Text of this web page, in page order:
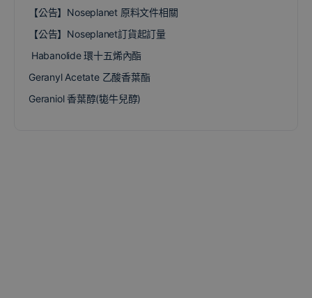
【公告】Noseplanet 原料文件相關
【公告】Noseplanet訂貨起訂量
Habanolide 環十五烯內酯
Geranyl Acetate 乙酸香葉酯
Geraniol 香葉醇(牻牛兒醇)